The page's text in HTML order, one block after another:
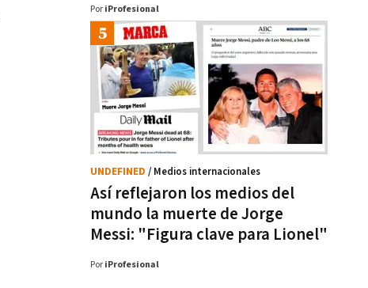
Por iProfesional
Así reflejaron los medios del
mundo la muerte de Jorge
Messi: "Figura clave para Lionel"
UNDEFINED / Medios internacionales
Por iProfesional